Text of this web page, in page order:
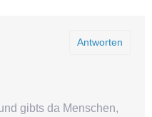
Antworten
gibts da Menschen,